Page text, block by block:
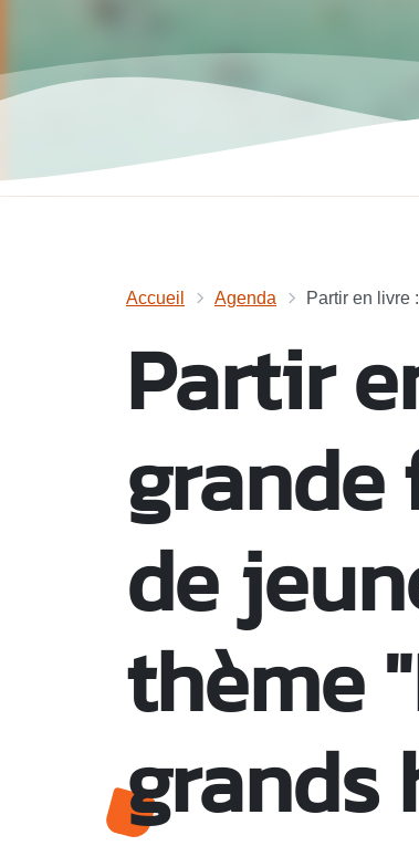
Accueil Agenda Partir en livre
Partir
de
thème
grands